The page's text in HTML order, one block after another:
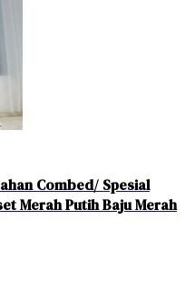
Combed/ Spesial
Merah Putih Baju Merah